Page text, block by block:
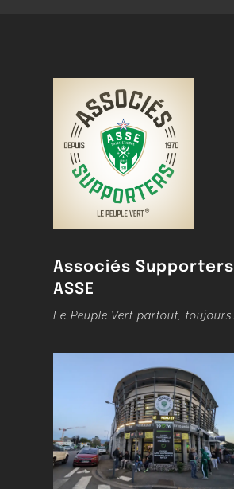
Associés Supporters
ASSE
Le Peuple Vert partout, toujours…